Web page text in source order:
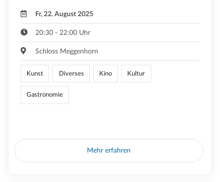
Fr, 22. August 2025
20:30 - 22:00 Uhr
Schloss Meggenhorn
Kunst Diverses Kino Kultur
Gastronomie
Mehr erfahren